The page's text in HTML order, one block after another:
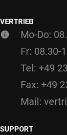
VERTRIEB
Mo-Do:
Fr: 08.30-
Tel: +49
Fax: +49
Mail:
SUPPORT